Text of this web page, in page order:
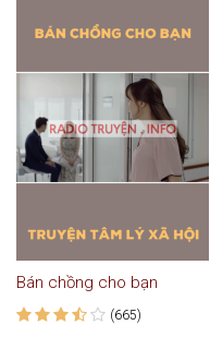
Bán chồng cho bạn
(665)